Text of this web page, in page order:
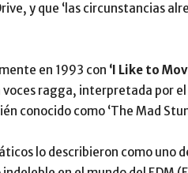
y que ‘las circunstancias
en 1993 con ‘I Like to
voces ragga, interpretada por
conocido como ‘The Mad
lo describieron como uno